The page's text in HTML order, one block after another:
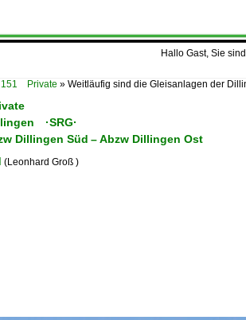
Hallo Gast, Sie
Private » Weitläufig sind die Gleisanlagen der
·SRG·
Dillingen Süd – Abzw Dillingen Ost
(Leonhard Groß )